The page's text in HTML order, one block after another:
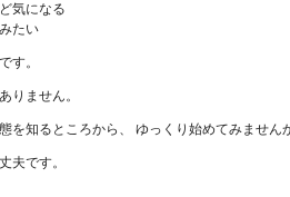
気になる
たい
す。
りません。
を知るところから、 ゆっくり始めてみません
夫です。